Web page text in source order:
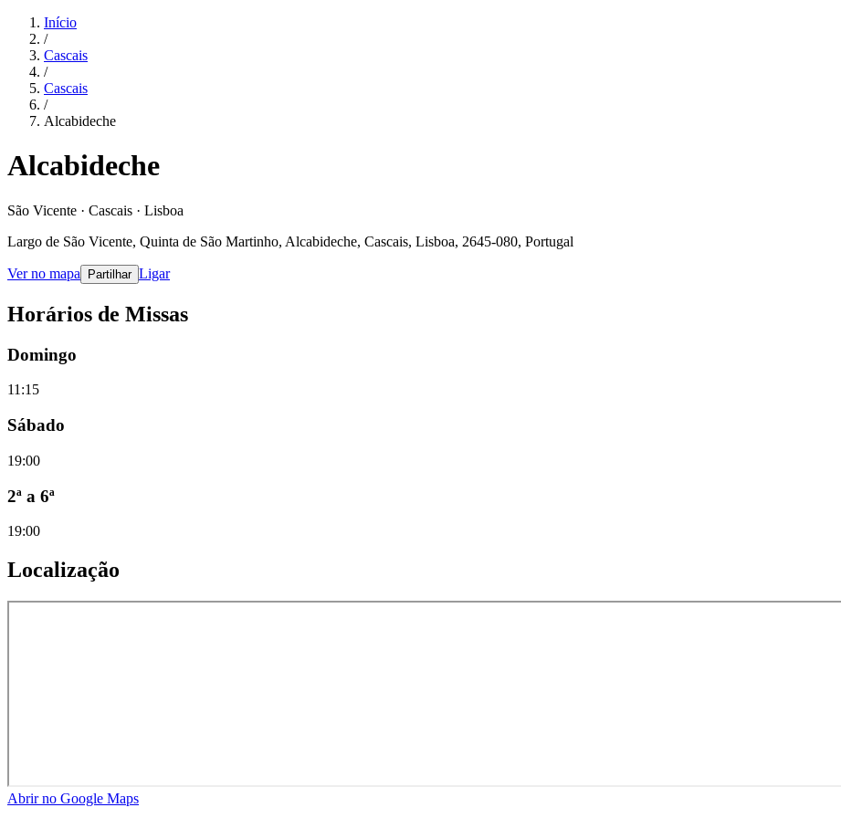
Início
/
Cascais
/
Cascais
/
Alcabideche
Alcabideche
São Vicente · Cascais · Lisboa
Largo de São Vicente, Quinta de São Martinho, Alcabideche, Cascais, Lisboa, 2645-080, Portugal
Ver no mapa Partilhar Ligar
Horários de Missas
Domingo
11:15
Sábado
19:00
2ª a 6ª
19:00
Localização
Abrir no Google Maps